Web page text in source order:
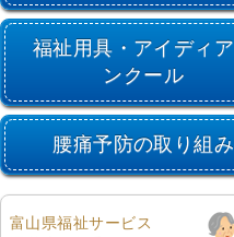
福祉用具・アイディ
ンクール
腰痛予防の取り組み
富山県福祉サービス